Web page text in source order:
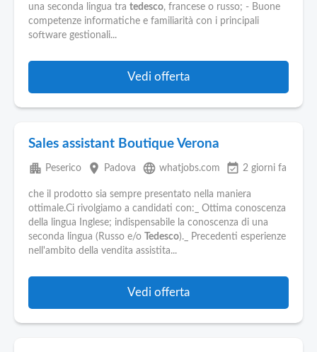
una seconda lingua tra tedesco, francese o russo; - Buone
competenze informatiche e familiarità con i principali
software gestionali...
Vedi offerta
Sales assistant Boutique Verona
apartment Peserico place Padova language whatjobs.com event_available 2 giorni fa
che il prodotto sia sempre presentato nella maniera
ottimale.Ci rivolgiamo a candidati con:_ Ottima conoscenza
della lingua Inglese; indispensabile la conoscenza di una
seconda lingua (Russo e/o
Tedesco)._ Precedenti esperienze
nell'ambito della vendita assistita...
Vedi offerta